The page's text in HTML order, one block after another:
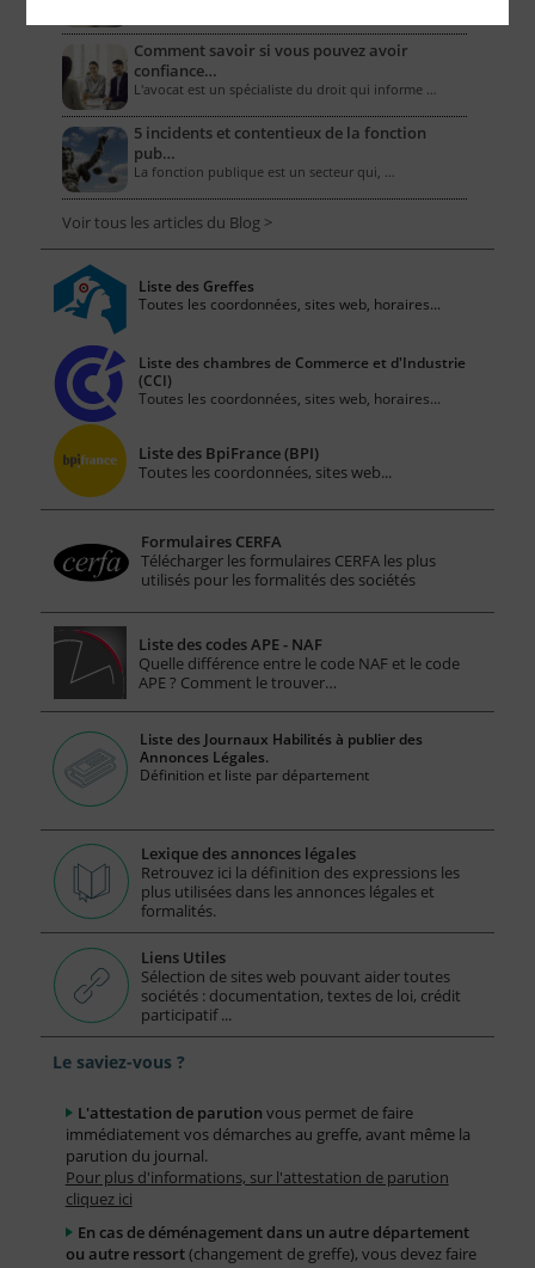
Comment savoir si vous pouvez avoir
confiance…
L'avocat est un spécialiste du droit qui informe …
5 incidents et contentieux de la fonction
pub…
La fonction publique est un secteur qui, …
Voir tous les articles du Blog >
Liste des Greffes
Toutes les coordonnées, sites web, horaires...
Liste des chambres de Commerce et d'Industrie
(CCI)
Toutes les coordonnées, sites web, horaires...
Liste des BpiFrance (BPI)
Toutes les coordonnées, sites web...
Formulaires CERFA
Télécharger les formulaires CERFA les plus
utilisés pour les formalités des sociétés
Liste des codes APE - NAF
Quelle différence entre le code NAF et le code
APE ? Comment le trouver…
Liste des Journaux Habilités à publier des
Annonces Légales.
Définition et liste par département
Lexique des annonces légales
Retrouvez ici la définition des expressions les
plus utilisées dans les annonces légales et
formalités.
Liens Utiles
Sélection de sites web pouvant aider toutes
sociétés : documentation, textes de loi, crédit
participatif ...
Le saviez-vous ?
L'attestation de parution vous permet de faire
immédiatement vos démarches au greffe, avant même la
parution du journal.
Pour plus d'informations, sur l'attestation de parution
cliquez ici
En cas de déménagement dans un autre département
ou autre ressort(changement de greffe), vous devez faire